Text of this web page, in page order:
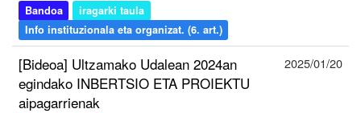
Bandoa
iragarki taula
Info instituzionala eta organizat. (6. art.)
[Bideoa] Ultzamako Udalean 2024an
egindako INBERTSIO ETA PROIEKTU
aipagarrienak
2025/01/20